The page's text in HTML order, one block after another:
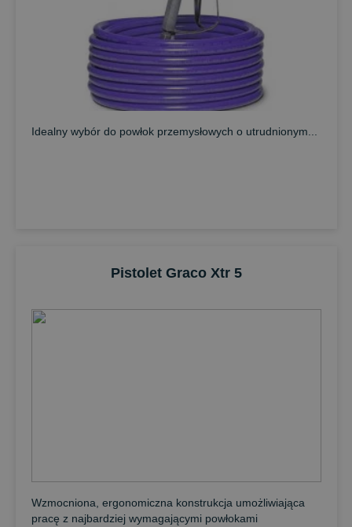
Idealny wybór do powłok przemysłowych o utrudnionym...
Pistolet Graco Xtr 5
Wzmocniona, ergonomiczna konstrukcja umożliwiająca
pracę z najbardziej wymagającymi powłokami